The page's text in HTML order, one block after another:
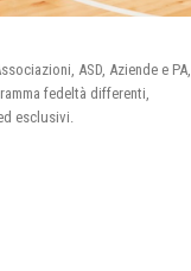
ASD, Aziende e PA,
fedeltà differenti,
esclusivi.